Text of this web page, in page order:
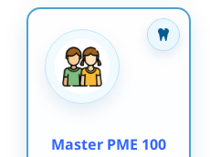
Master PME 100